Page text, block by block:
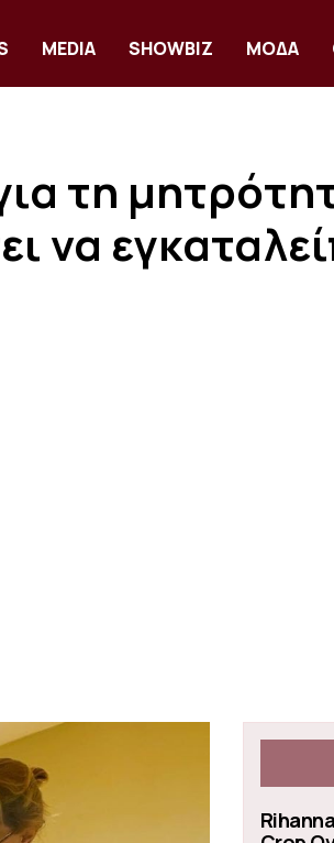
MEDIA SHOWBIZ ΜΟΔΑ
τη
να